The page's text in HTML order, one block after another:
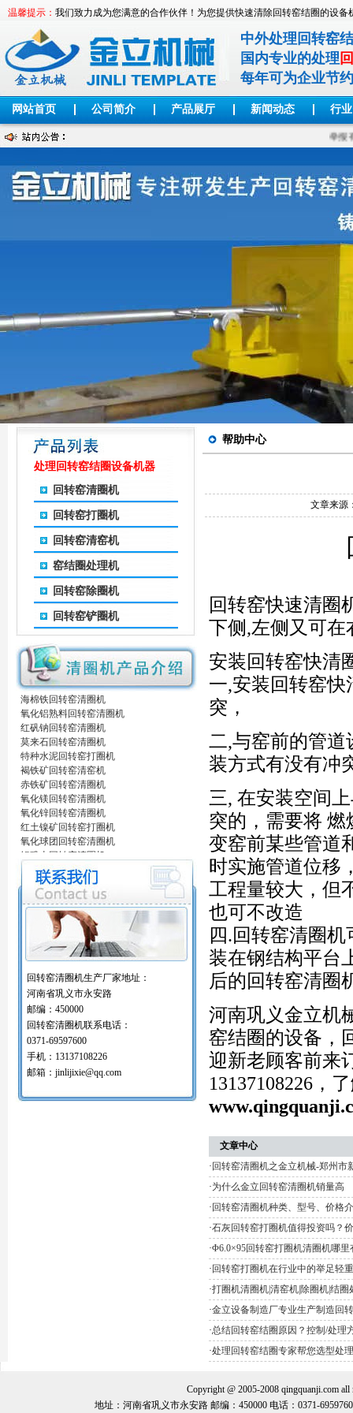
温馨提示： 我们致力成为您满意的合作伙伴！为您提供快速清除回转窑结圈的设备
中外处理回转窑
国内专业的处理
每年可为企业节约
网站首页 公司简介 产品展厅 新闻动态 行
举报
处理回转窑结圈设备机器
回转窑清圈机
回转窑打圈机
回转窑清窑机
窑结圈处理机
回转窑除圈机
回转窑铲圈机
海棉铁回转窑清圈机
氧化铝熟料回转窑清圈机
红矾钠回转窑清圈机
莫来石回转窑清圈机
特种水泥回转窑打圈机
褐铁矿回转窑清窑机
赤铁矿回转窑清圈机
氧化镁回转窑清圈机
氧化锌回转窑清圈机
红土镍矿回转窑打圈机
氧化球团回转窑清圈机
铝矾土回转窑清圈机
铝酸钙粉窑清圈机
活性石灰回转窑清圈机
窑内一至二十八米窑结圈处理机
回转窑结圈处理专用设备/清圈机/打圈机…
石油支撑剂陶粒砂回转窑清圈机
海棉铁回转窑清圈机
氧化铝熟料回转窑清圈机
莫来石回转窑清圈机
特种水泥回转窑打圈机
褐铁矿回转窑清窑机
赤铁矿回转窑清圈机
氧化镁回转窑清圈机
氧化锌回转窑清圈机
红土镍矿回转窑打圈机
铝矾土回转窑清圈机
回转窑清圈机生产厂家地址：
河南省巩义市永安路
邮编：450000
回转窑清圈机联系电话：
0371-69597600
手机：13137108226
邮箱：jinlijixie@qq.com
帮助中心
文章来源
回转窑快速清圈
下侧,左侧又可
安装回转窑快清
一,安装回转窑
突，
二,与窑前的管
装方式有没有冲
三, 在安装空间
突的，需要将 燃
变窑前某些管道
时实施管道位移
工程量较大，但
也可不改造
四.回转窑清圈
装在钢结构平台
后的回转窑清圈
河南巩义金立机
窑结圈的设备，
迎新老顾客前来
13137108226，
文章中心
· 回转窑清圈机之金立机械-郑州市
·为什么金立回转窑清圈机销量高
· 回转窑清圈机种类、型号、价格
·石灰回转窑打圈机值得投资吗？
·Φ6.0×95回转窑打圈机清圈机哪里
· 回转窑打圈机在行业中的举足轻
·打圈机清圈机|清窑机|除圈机|结
·金立设备制造厂专业生产制造回
·总结回转窑结圈原因？控制/处理
·处理回转窑结圈专家帮您选型处
Copyright @ 2005-2008 qingquanji.com
地址：河南省巩义市永安路 邮编：450000 电话：0371-